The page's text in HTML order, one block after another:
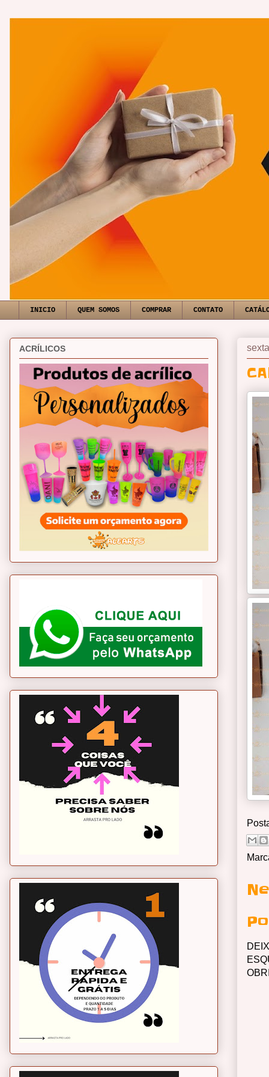
INICIO QUEM SOMOS COMPRAR CONTATO
ACRÍLICOS